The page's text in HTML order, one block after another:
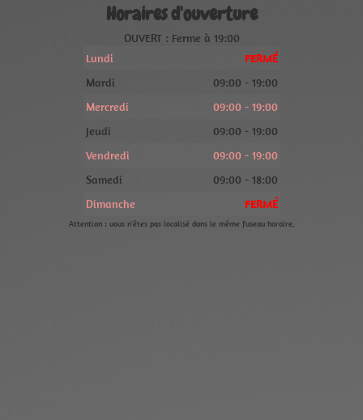
Horaires d'ouverture
OUVERT : Ferme à 19:00
Lundi
FERMÉ
Mardi
09:00 - 19:00
Mercredi
09:00 - 19:00
Jeudi
09:00 - 19:00
Vendredi
09:00 - 19:00
Samedi
09:00 - 18:00
Dimanche
FERMÉ
Attention : vous n'êtes pas localisé dans le même fuseau horaire.